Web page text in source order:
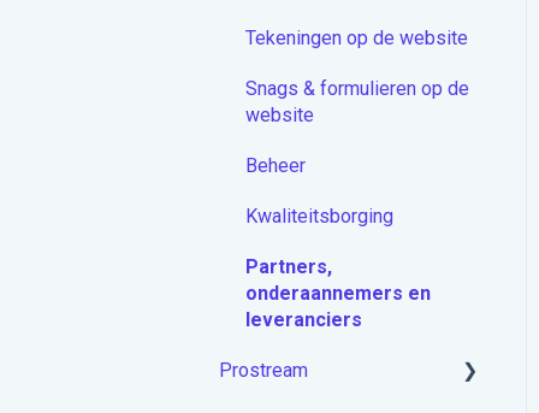
Overige artikelen
Tekeningen op de website
Snags & formulieren op de
website
Beheer
Kwaliteitsborging
Partners,
onderaannemers en
leveranciers
Prostream